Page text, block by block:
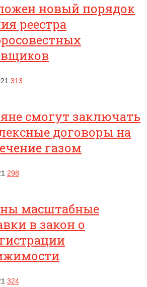
новый порядок
реестра
313
смогут заключать
договоры на
газом
298
масштабные
в закон о
324